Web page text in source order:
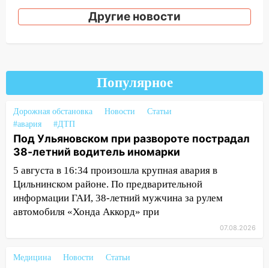
09:35 В Ульяновске директора фирмы
будут судить за неуплату налогов на 48
08:22
Подросток на питбайке сбил
велосипедистку: пострадали двое
07:20 Жара возвращается: ожидается
знойный и сухой четверг
06:00 Под Ульяновском при развороте
пострадал 38-летний водитель
второй мужчина в мире сталкиваются с
Другие новости
Популярное
Дорожная обстановка Новости
Статьи
#авария
#ДТП
Под Ульяновском при развороте пострадал
38-летний водитель иномарки
5 августа в 16:34 произошла крупная авария в
Цильнинском районе. По предварительной
информации ГАИ, 38-летний мужчина за рулем
автомобиля «Хонда Аккорд» при
07.08.2026
Медицина Новости Статьи